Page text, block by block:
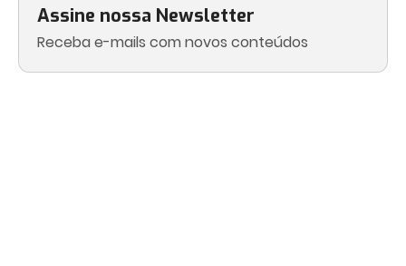
Assine nossa Newsletter
Receba e-mails com novos conteúdos